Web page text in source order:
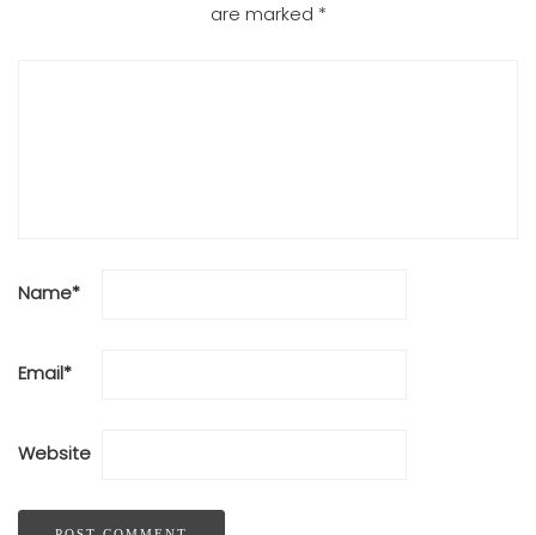
are marked *
Name*
Email*
Website